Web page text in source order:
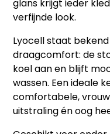
glans krijgt ieder
verfijnde look.
Lyocell staat
draagcomfort: de
koel aan en blijft
wassen. Een ideale
comfortabele,
uitstraling én oog